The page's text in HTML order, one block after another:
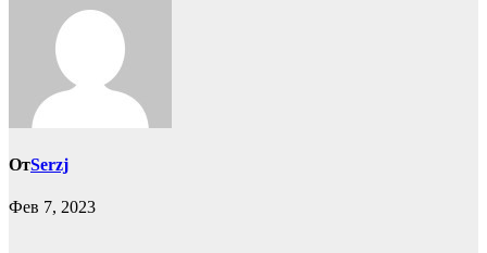
ОтSerzj
Фев 7, 2023